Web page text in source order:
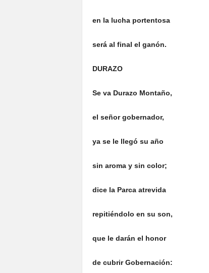
en la lucha portentosa
será al final el ganón.
DURAZO
Se va Durazo Montaño,
el señor gobernador,
ya se le llegó su año
sin aroma y sin color;
dice la Parca atrevida
repitiéndolo en su son,
que le darán el honor
de cubrir Gobernación: